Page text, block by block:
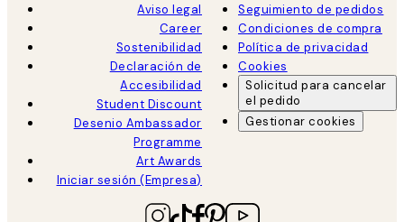
Aviso legal
Career
Sostenibilidad
Declaración de
Accesibilidad
Student Discount
Desenio Ambassador
Programme
Art Awards
Iniciar sesión (Empresa)
Seguimiento de pedidos
Condiciones de compra
Política de privacidad
Cookies
Solicitud para cancelar
el pedido
Gestionar cookies